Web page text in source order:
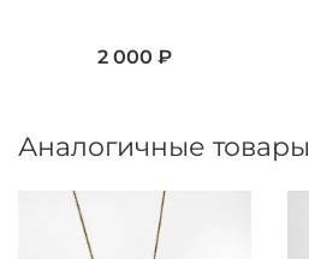
2 000 ₽
Аналогичные товары